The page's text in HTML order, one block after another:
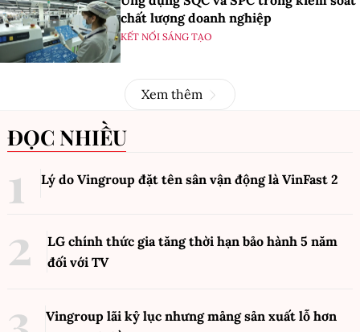
chất lượng doanh nghiệp
KẾT NỐI SÁNG TẠO
Xem thêm
ĐỌC NHIỀU
Lý do Vingroup đặt tên sân vận động là VinFast 2
LG chính thức gia tăng thời hạn bảo hành 5 năm
đối với TV
Vingroup lãi kỷ lục nhưng mảng sản xuất lỗ hơn